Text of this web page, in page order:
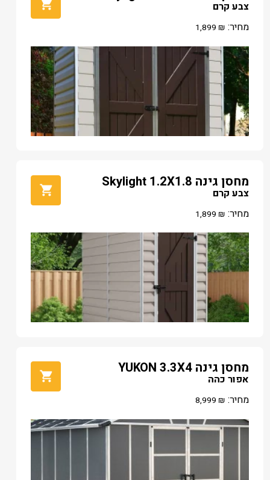
צבע קרם
מחיר:
1,899 ₪
מחסן גינה Skylight 1.2X1.8
צבע קרם
מחיר:
1,899 ₪
מחסן גינה YUKON 3.3X4
אפור כהה
מחיר:
8,999 ₪